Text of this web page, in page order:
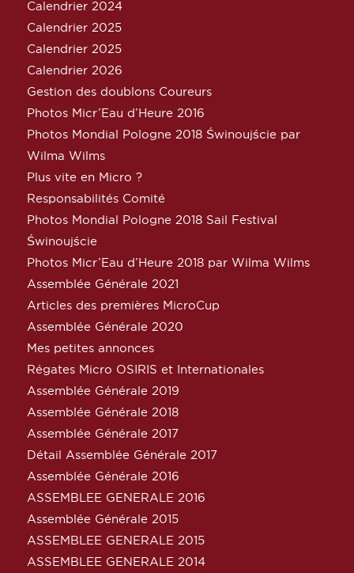
Calendrier 2024
Calendrier 2025
Calendrier 2025
Calendrier 2026
Gestion des doublons Coureurs
Photos Micr’Eau d’Heure 2016
Photos Mondial Pologne 2018 Świnoujście par
Wilma Wilms
Plus vite en Micro ?
Responsabilités Comité
Photos Mondial Pologne 2018 Sail Festival
Świnoujście
Photos Micr’Eau d’Heure 2018 par Wilma Wilms
Assemblée Générale 2021
Articles des premières MicroCup
Assemblée Générale 2020
Mes petites annonces
Régates Micro OSIRIS et Internationales
Assemblée Générale 2019
Assemblée Générale 2018
Assemblée Générale 2017
Détail Assemblée Générale 2017
Assemblée Générale 2016
ASSEMBLEE GENERALE 2016
Assemblée Générale 2015
ASSEMBLEE GENERALE 2015
ASSEMBLEE GENERALE 2014